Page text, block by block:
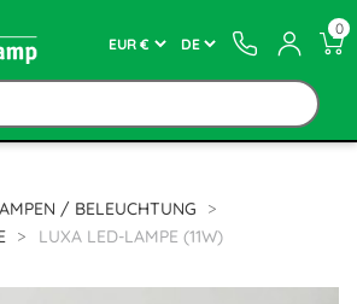
0
/ BELEUCHTUNG
LUXA LED-LAMPE (11W)